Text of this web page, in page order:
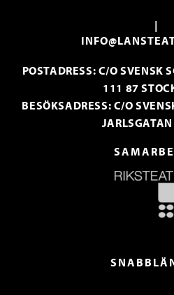
|
POSTADRESS: C/O SVENSK
111 87
BESÖKSADRESS: C/O